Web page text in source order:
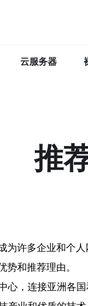
云服务器
推
为许多企业和个
势和推荐理由。
心，连接亚洲各